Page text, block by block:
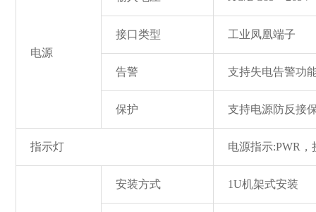
电源
接口类型 工业凤凰端子
告警 支持失电告警功
保护 支持电源防反接
指示灯 电源指示:PWR
安装方式 1U机架式安装